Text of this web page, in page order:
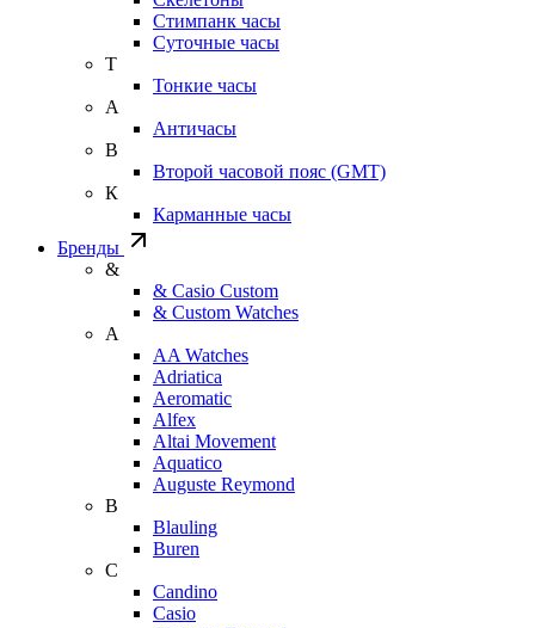
Стимпанк часы
Суточные часы
Т
Тонкие часы
А
Античасы
В
Второй часовой пояс (GMT)
К
Карманные часы
Бренды
&
& Casio Custom
& Custom Watches
A
AA Watches
Adriatica
Aeromatic
Alfex
Altai Movement
Aquatico
Auguste Reymond
B
Blauling
Buren
C
Candino
Casio